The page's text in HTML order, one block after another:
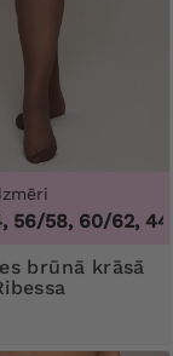
58, 60/62,44/